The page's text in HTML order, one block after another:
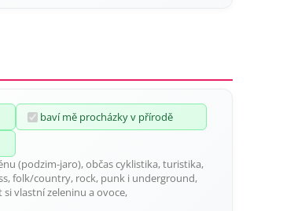
baví mě procházky v přírodě
(podzim-jaro), občas cyklistika, turistika,
folk/country, rock, punk i underground,
vlastní zeleninu a ovoce,